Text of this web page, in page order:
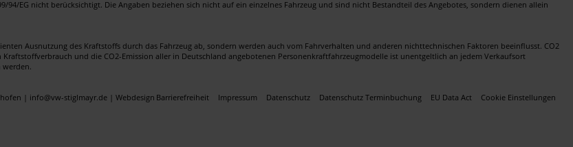
EG nicht berücksichtigt. Die Angaben beziehen sich nicht auf ein einzelnes Fahrzeug und sind nicht Bestandteil des Angebotes, sondern dienen allein
Ausnutzung des Kraftstoffs durch das Fahrzeug ab, sondern werden auch vom Fahrverhalten und anderen nichttechnischen Faktoren beeinflusst. CO2
und die CO2-Emission aller in Deutschland angebotenen Personenkraftfahrzeugmodelle ist unentgeltlich an jedem Verkaufsort
werden.
Barrierefreiheit Impressum Datenschutz Datenschutz Terminbuchung EU Data Act Cookie Einstellungen
| info@vw-stiglmayr.de | Webdesign